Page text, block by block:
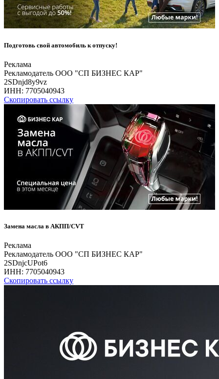
Подготовь свой автомобиль к отпуску!
Реклама
Рекламодатель ООО "СП БИЗНЕС КАР"
2SDnjd8y9vz
ИНН: 7705040943
Скопировать ссылку
Замена масла в АКПП/CVT
Реклама
Рекламодатель ООО "СП БИЗНЕС КАР"
2SDnjcUPot6
ИНН: 7705040943
Скопировать ссылку